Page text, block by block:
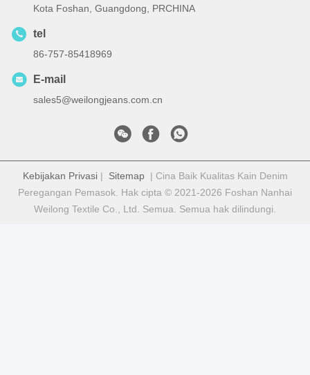
Kota Foshan, Guangdong, PRCHINA
tel
86-757-85418969
E-mail
sales5@weilongjeans.com.cn
Kebijakan Privasi| Sitemap| Cina Baik Kualitas Kain Denim
Peregangan Pemasok. Hak cipta © 2021-2026 Foshan Nanhai
Weilong Textile Co., Ltd. Semua. Semua hak dilindungi.